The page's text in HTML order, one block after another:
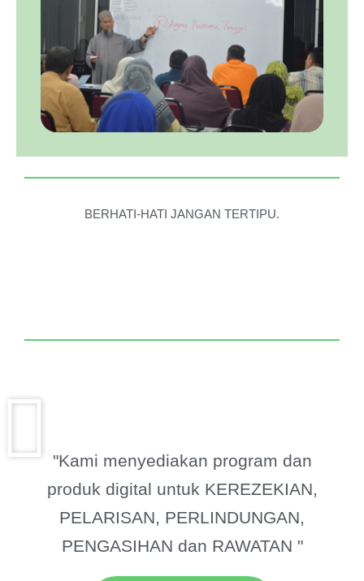
BERHATI-HATI JANGAN TERTIPU.
"Kami menyediakan program dan
produk digital untuk KEREZEKIAN,
PELARISAN, PERLINDUNGAN,
PENGASIHAN dan RAWATAN "